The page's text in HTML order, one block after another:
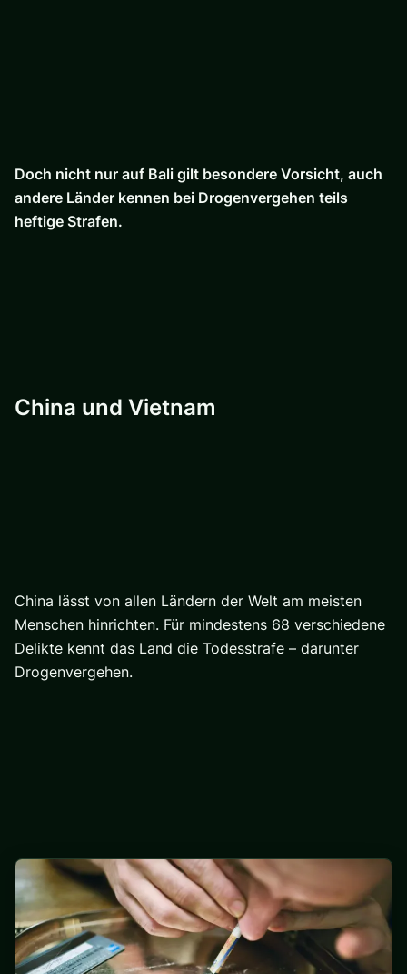
Doch nicht nur auf Bali gilt besondere Vorsicht, auch
andere Länder kennen bei Drogenvergehen teils
heftige Strafen.
China und Vietnam
China lässt von allen Ländern der Welt am meisten
Menschen hinrichten. Für mindestens 68 verschiedene
Delikte kennt das Land die Todesstrafe – darunter
Drogenvergehen.